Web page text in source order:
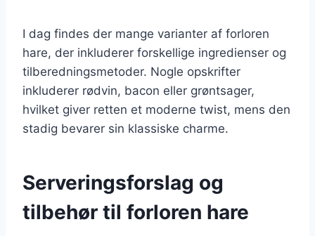
I dag findes der mange varianter af forloren
hare, der inkluderer forskellige ingredienser og
tilberedningsmetoder. Nogle opskrifter
inkluderer rødvin, bacon eller grøntsager,
hvilket giver retten et moderne twist, mens den
stadig bevarer sin klassiske charme.
Serveringsforslag og
tilbehør til forloren hare